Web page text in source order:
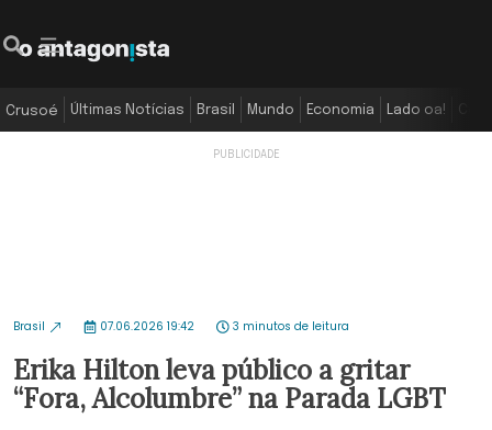
Crusoé Últimas Notícias Brasil Mundo Economia Lado oa!
Brasil 07.06.2026 19:42 3 minutos de leitura
Erika Hilton leva público a gritar
“Fora, Alcolumbre” na Parada LGBT